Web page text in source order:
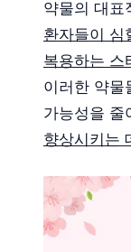
약물의 대표
환자들이 심
복용하는 스
이러한 약물
가능성을 줄
향상시키는